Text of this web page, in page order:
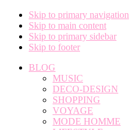
Skip to primary navigation
Skip to main content
Skip to primary sidebar
Skip to footer
BLOG
MUSIC
DECO-DESIGN
SHOPPING
VOYAGE
MODE HOMME